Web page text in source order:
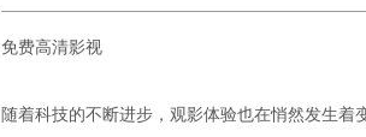
免费高清影视
随着科技的不断进步，观影体验也在悄然发生